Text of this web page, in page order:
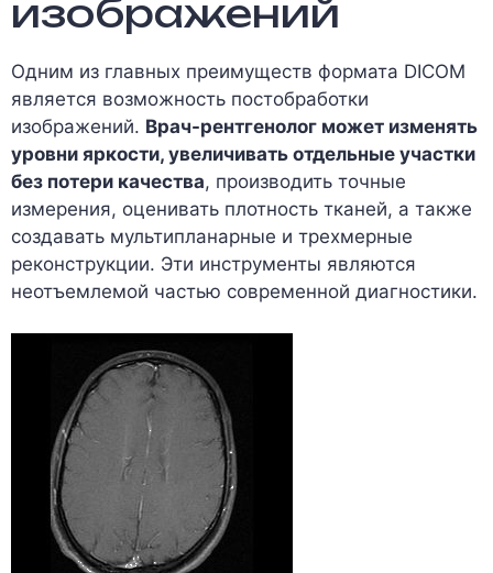
изображений
Одним из главных преимуществ формата DICOM
является возможность постобработки
изображений. Врач-рентгенолог может изменять
уровни яркости, увеличивать отдельные участки
без потери качества, производить точные
измерения, оценивать плотность тканей, а также
создавать мультипланарные и трехмерные
реконструкции. Эти инструменты являются
неотъемлемой частью современной диагностики.